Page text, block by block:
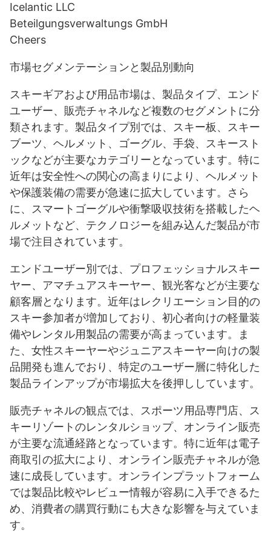
Icelantic LLC
Beteilgungsverwaltungs GmbH
Cheers
市場セグメンテーションと製品別動向
スキーギアおよび用品市場は、製品タイプ、エンド
ユーザー、販売チャネルなど複数のセグメントに分
類されます。製品タイプ別では、スキー板、スキー
ブーツ、ヘルメット、ゴーグル、手袋、スキースト
ックなどが主要なカテゴリーとなっています。特に
近年は安全性への関心の高まりにより、ヘルメット
や保護装備の需要が急速に拡大しています。さら
に、スマートゴーグルや衝撃吸収技術を搭載したヘ
ルメットなど、テクノロジーを組み込んだ製品が市
場で注目されています。
エンドユーザー別では、プロフェッショナルスキー
ヤー、アマチュアスキーヤー、観光客などが主要な
顧客層となります。近年はレクリエーション目的の
スキー参加者が増加しており、初心者向けの軽量装
備やレンタル用製品の需要が高まっています。ま
た、女性スキーヤーやジュニアスキーヤー向けの製
品開発も進んでおり、特定のユーザー層に特化した
製品ラインアップが市場拡大を後押ししています。
販売チャネルの観点では、スポーツ用品専門店、ス
キーリゾートのレンタルショップ、オンライン販売
が主要な流通経路となっています。特に近年は電子
商取引の拡大により、オンライン販売チャネルが急
速に成長しています。オンラインプラットフォーム
では製品比較やレビュー情報が容易に入手できるた
め、消費者の購買行動にも大きな影響を与えていま
す。